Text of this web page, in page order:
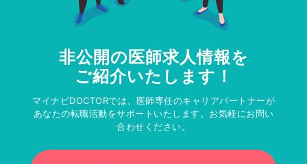
非公開の医師求人情報を
ご紹介いたします！
マイナビDOCTORでは、医師専任のキャリアパートナーが
あなたの転職活動をサポートいたします。お気軽にお問い
合わせください。